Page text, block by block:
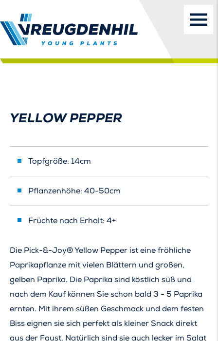
YELLOW PEPPER
Topfgröße: 14cm
Pflanzenhöhe: 40-50cm
Früchte nach Erhalt: 4+
Die Pick-&-Joy® Yellow Pepper ist eine fröhliche
Paprikapflanze mit vielen Blättern und großen,
gelben Paprika. Die Paprika sind köstlich süß und
nach dem Kauf können Sie schon bald 3 - 5 Paprika
ernten. Mit ihrem süßen Geschmack und dem festen
Biss eignen sie sich perfekt als kleiner Snack direkt
aus der Faust. Natürlich sind sie auch lecker im Salat